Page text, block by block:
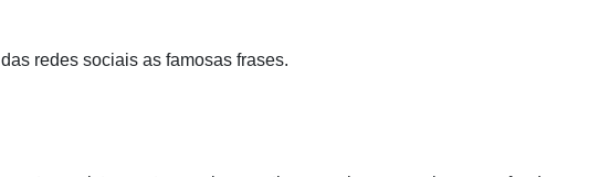
redes sociais as famosas frases.